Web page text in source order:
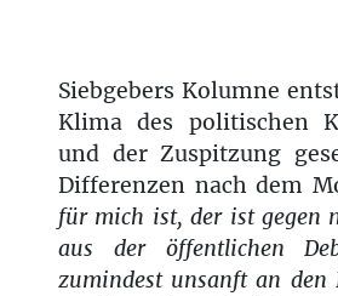
Siebgebers Kolumne
Klima des politischen
und der Zuspitzung
Differenzen nach dem
für mich ist, der ist gegen
aus der öffentlichen
zumindest unsanft an den